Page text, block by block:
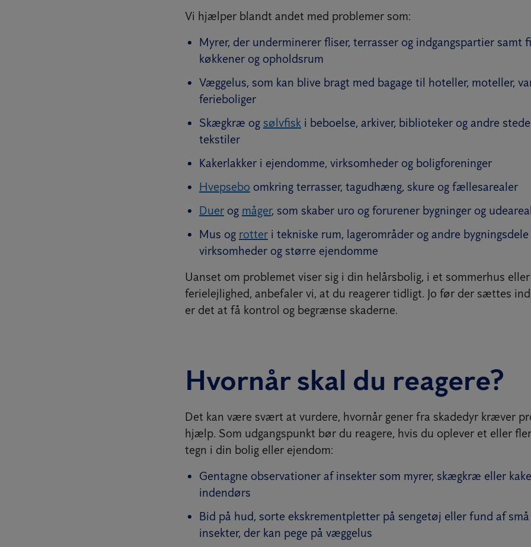
Vi hjælper blandt andet med problemer som:
Myrer, der underminerer fliser, terrasser og indgangspartier samt
køkkener og opholdsrum
Væggelus, som kan blive bragt med bagage til hoteller, moteller,
ferieboliger
Skægkræ og sølvfisk i beboelse, arkiver, biblioteker og andre
tekstiler
Kakerlakker i ejendomme, virksomheder og boligforeninger
Hvepsebo omkring terrasser, tagudhæng, skure og fællesarealer
Duer og måger, som skaber uro og forurener bygninger og
Mus og rotter i tekniske rum, lagerområder og andre
virksomheder og større ejendomme
Uanset om problemet viser sig i din helårsbolig, i et sommerhus
ferielejlighed, anbefaler vi, at du reagerer tidligt. Jo før der sættes
er det at få kontrol og begrænse skaderne.
Hvornår skal du reagere?
Det kan være svært at vurdere, hvornår gener fra skadedyr kræver
hjælp. Som udgangspunkt bør du reagere, hvis du oplever et eller
tegn i din bolig eller ejendom:
Gentagne observationer af insekter som myrer, skægkræ eller
indendørs
Bid på hud, sorte ekskrementpletter på sengetøj eller fund af
insekter, der kan pege på væggelus